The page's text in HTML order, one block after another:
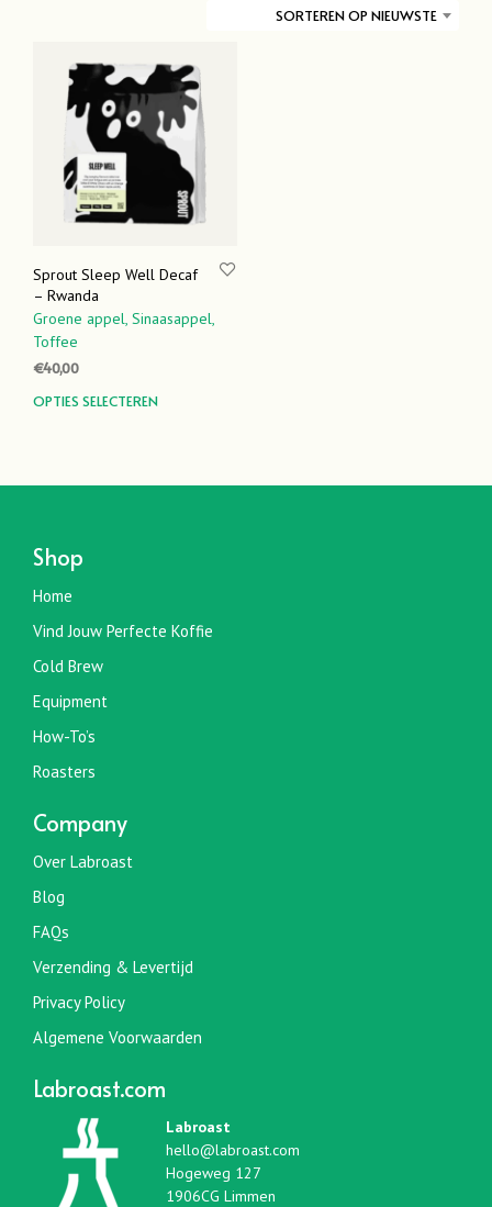
SORTEREN OP NIEUWSTE
Sprout Sleep Well Decaf
– Rwanda
Groene appel, Sinaasappel,
Toffee
€40,00
OPTIES SELECTEREN
variaties.
Shop
Home
Vind Jouw Perfecte Koffie
Cold Brew
Equipment
How-To’s
Roasters
Company
Over Labroast
Blog
FAQs
Verzending & Levertijd
Privacy Policy
Algemene Voorwaarden
Labroast.com
Labroast
hello@labroast.com
Hogeweg 127
1906CG Limmen